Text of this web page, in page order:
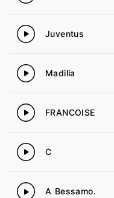
60 Juventus
61 Madilia
62 FRANCOISE
63 C
64 A Bessamo.